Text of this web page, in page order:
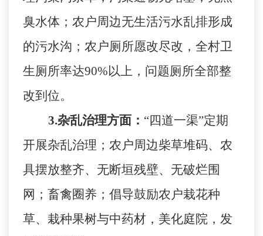
臭水体；农户周边无生活污水乱排形成
的污水沟；农户厕所愿改尽改，全村卫
生厕所率达90%以上，问题厕所全部整
改到位。
3.杂乱治理方面： “四道一渠”定期
开展杂乱治理；农户周边柴草堆码、农
具摆放整齐、无断垣残壁、无破烂围
网；畜禽圈养；倡导鼓励农户栽花种
草、栽种果树与中药材，美化庭院，发